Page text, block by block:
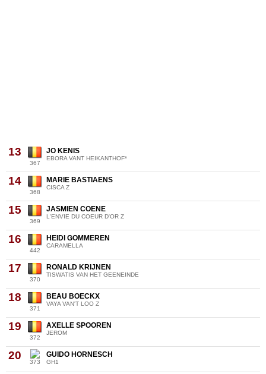
13
367
JO KENIS
EBORA VANT HEIKANTHOF*
14
368
MARIE BASTIAENS
CISCA Z
15
369
JASMIEN COENE
L'ENVIE DU COEUR D'OR Z
16
442
HEIDI GOMMEREN
CARAMELLA
17
370
RONALD KRIJNEN
TISWATIS VAN HET GEENEINDE
18
371
BEAU BOECKX
VAYA VAN'T LOO Z
19
372
AXELLE SPOOREN
JEROM
20
373
GUIDO HORNESCH
GH1